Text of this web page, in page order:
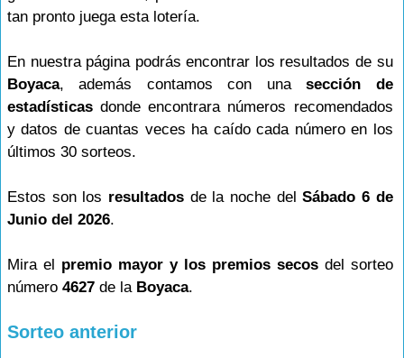
tan pronto juega esta lotería.
En nuestra página podrás encontrar los resultados de su
Boyaca, además contamos con unasección de
estadísticas donde encontrara números recomendados
y datos de cuantas veces ha caído cada número en los
últimos 30 sorteos.
Estos son los resultadosde la noche delSábado 6 de
Junio del 2026.
Mira el premio mayor y los premios secosdel sorteo
número 4627 de la Boyaca.
Sorteo anterior